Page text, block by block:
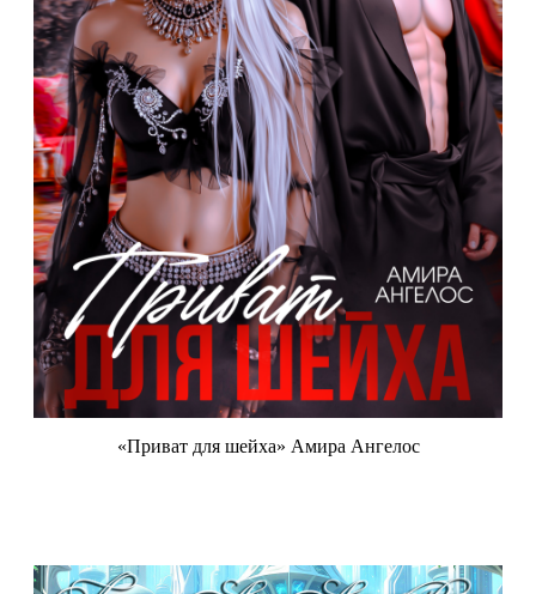
«Приват для шейха» Амира Ангелос